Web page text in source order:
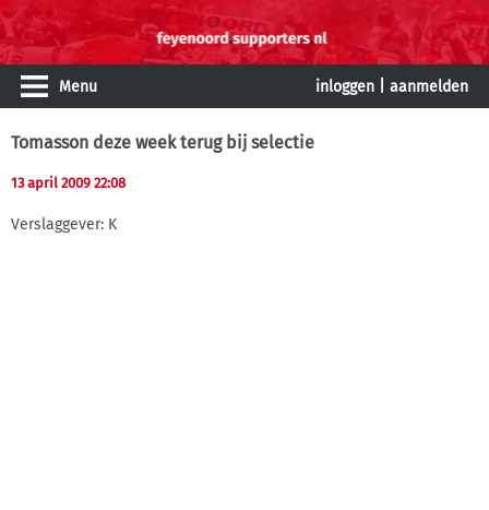
Menu inloggen aanmelden
Tomasson deze week terug bij selectie
13 april 2009 22:08
Verslaggever: K